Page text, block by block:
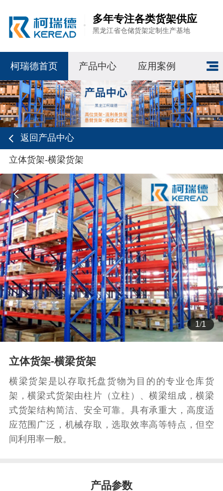
多年专注各类货架供应
黑龙江省仓储货架定制生产基地
柯瑞德首页 产品中心 应用案例
返回产品中心
立体货架-横梁货架
1/1
立体货架-横梁货架
横梁货架是以存取托盘货物为目的的专业仓库货
架，横梁式货架由柱片（立柱）、横梁组成，横梁
式货架结构简洁、安全可靠。具有承重大，高度适
应范围广泛，机械存取，选取效率高等特点，但空
间利用率一般。
产品参数